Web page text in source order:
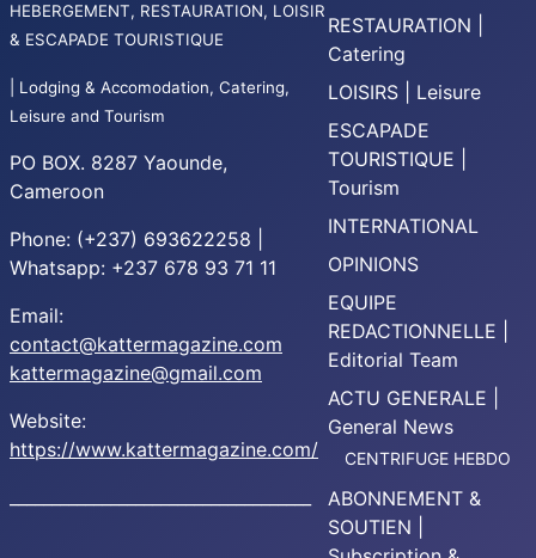
HEBERGEMENT, RESTAURATION, LOISIR
& ESCAPADE TOURISTIQUE
| Lodging & Accomodation, Catering,
Leisure and Tourism
PO BOX. 8287 Yaounde,
Cameroon
Phone: (+237) 693622258 |
Whatsapp: +237 678 93 71 11
Email:
contact@kattermagazine.com
kattermagazine@gmail.com
Website:
https://www.kattermagazine.com/
RESTAURATION |
Catering
LOISIRS | Leisure
ESCAPADE
TOURISTIQUE |
Tourism
INTERNATIONAL
OPINIONS
EQUIPE
REDACTIONNELLE |
Editorial Team
ACTU GENERALE |
General News
CENTRIFUGE HEBDO
ABONNEMENT &
SOUTIEN |